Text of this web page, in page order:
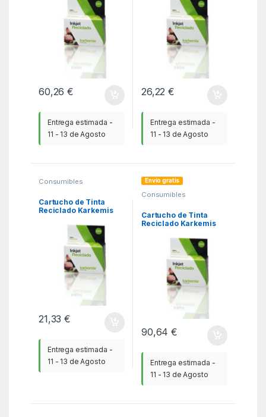
60,26€
Entrega estimada -
11 - 13 de Agosto
26,22€
Entrega estimada -
11 - 13 de Agosto
Consumibles
HP,KSA
Cartucho de Tinta
Reciclado Karkemis
Capacidad/ Negro
21,33€
Entrega estimada -
11 - 13 de Agosto
Envío gratis
Consumibles
HP,KSA
Cartucho de Tinta
Reciclado Karkemis
Capacidad Multipack/
Negro/ Tricolor
90,64€
Entrega estimada -
11 - 13 de Agosto